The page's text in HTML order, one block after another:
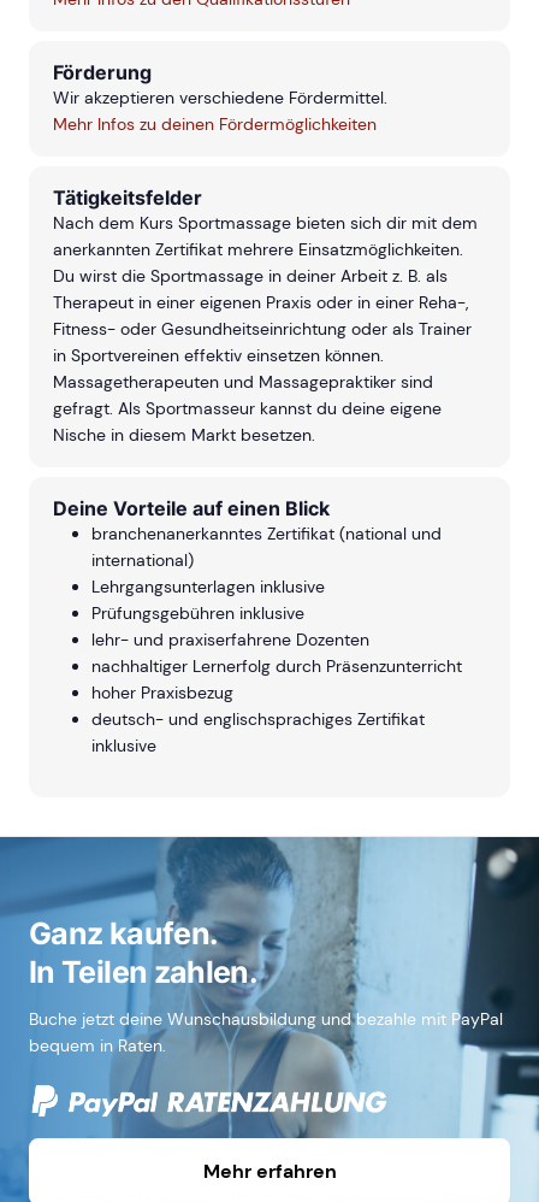
Förderung
Wir akzeptieren verschiedene Fördermittel.
Mehr Infos zu deinen Fördermöglichkeiten
Tätigkeitsfelder
Nach dem Kurs Sportmassage bieten sich dir mit dem
anerkannten Zertifikat mehrere Einsatzmöglichkeiten.
Du wirst die Sportmassage in deiner Arbeit z. B. als
Therapeut in einer eigenen Praxis oder in einer Reha-,
Fitness- oder Gesundheitseinrichtung oder als Trainer
in Sportvereinen effektiv einsetzen können.
Massagetherapeuten und Massagepraktiker sind
gefragt. Als Sportmasseur kannst du deine eigene
Nische in diesem Markt besetzen.
Deine Vorteile auf einen Blick
branchenanerkanntes Zertifikat (national und
international)
Lehrgangsunterlagen inklusive
Prüfungsgebühren inklusive
lehr- und praxiserfahrene Dozenten
nachhaltiger Lernerfolg durch Präsenzunterricht
hoher Praxisbezug
deutsch- und englischsprachiges Zertifikat
inklusive
Ganz kaufen.
In Teilen zahlen.
Buche jetzt deine Wunschausbildung und bezahle mit PayPal
bequem in Raten.
Mehr erfahren